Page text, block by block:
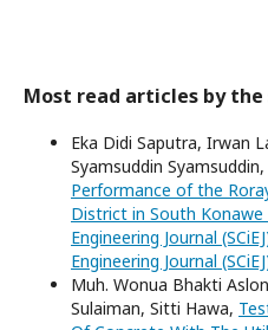
Most read articles by
Eka Didi Saputra, Irwan
Syamsuddin Syamsuddin,
Performance of the
District in South Konawe
Engineering Journal
Engineering Journal
Muh. Wonua Bhakti
Sulaiman, Sitti Hawa,